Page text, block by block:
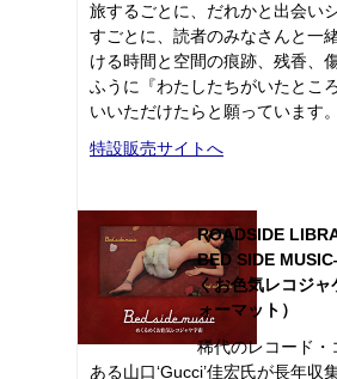
旅するごとに、だれかと出会い
すごとに、読者のみなさんと一
ける時間と空間の痕跡、残香
ふうに『わたしたちがいたとこ
いいただけたらと願っています。
特設販売サイトへ
ROADSIDE
BED SIDE
くお色気レコジャ
ォーマット）
稀代のレコード・
ある山口‘Gucci’佳宏氏が長年収